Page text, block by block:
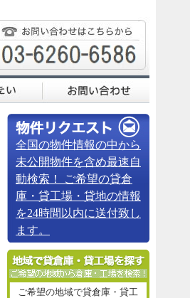
全国の物件情報の中から
未公開物件を含め最速自
動検索！ ご希望の貸倉
庫・貸工場・貸地の情報
を24時間以内に送付致し
ます。
ご希望の地域で貸倉庫・貸工